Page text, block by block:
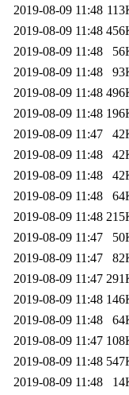
2019-08-09 11:48
2019-08-09 11:48
2019-08-09 11:48
2019-08-09 11:48
2019-08-09 11:48
2019-08-09 11:48
2019-08-09 11:47
2019-08-09 11:48
2019-08-09 11:48
2019-08-09 11:48
2019-08-09 11:48
2019-08-09 11:47
2019-08-09 11:47
2019-08-09 11:47
2019-08-09 11:48
2019-08-09 11:48
2019-08-09 11:47
2019-08-09 11:48
2019-08-09 11:48